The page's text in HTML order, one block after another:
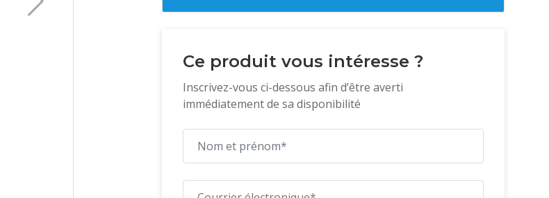
Ce produit vous intéresse ?
Inscrivez-vous ci-dessous afin d’être averti
immédiatement de sa disponibilité